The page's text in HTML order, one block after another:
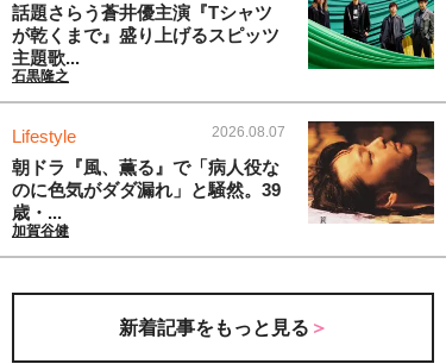
話題さらう蒼井優主演『Tシャツ
が乾くまで』盛り上げるスピッツ
主題歌...
石黒隆之
Lifestyle 2026.08.07
朝ドラ『風、薫る』で「病人役な
のに色気がダダ漏れ」と騒然。39
歳・...
加賀谷健
新着記事をもっと見る